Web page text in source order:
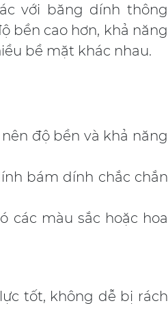
với băng dính thông
bền cao hơn, khả năng
bề mặt khác nhau.
độ bền và khả năng
bám dính chắc chắn
các màu sắc hoặc hoa
tốt, không dễ bị rách